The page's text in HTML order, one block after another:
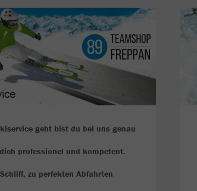
geht bist du bei uns genau
professionel und kompetent.
zu perfekten Abfahrten